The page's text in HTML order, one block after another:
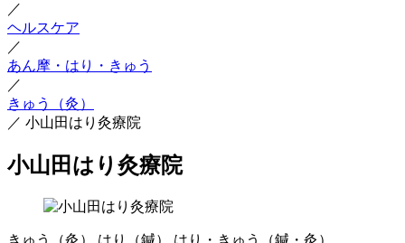
／
ヘルスケア
／
あん摩・はり・きゅう
／
きゅう（灸）
／ 小山田はり灸療院
小山田はり灸療院
きゅう（灸） はり（鍼） はり・きゅう（鍼・灸）